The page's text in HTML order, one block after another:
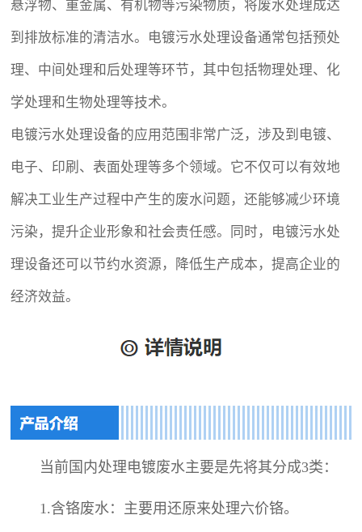
悬浮物、重金属、有机物等污染物质，将废水处理成达
到排放标准的清洁水。 电镀污水处理设备通常包括预处
理、中间处理和后处理等环节，其中包括物理处理、化
学处理和生物处理等技术。
电镀污水处理设备的应用范围非常广泛，涉及到电镀、
电子、印刷、表面处理等多个领域。它不仅可以有效地
解决工业生产过程中产生的废水问题，还能够减少环境
污染，提升企业形象和社会责任感。同时，电镀污水处
理设备还可以节约水资源，降低生产成本，提高企业的
经济效益。
当前国内处理电镀废水主要是先将其分成3类：
1.含铬废水：主要用还原来处理六价铬。